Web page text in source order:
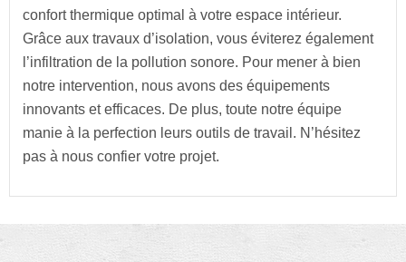
confort thermique optimal à votre espace intérieur.
Grâce aux travaux d’isolation, vous éviterez également
l’infiltration de la pollution sonore. Pour mener à bien
notre intervention, nous avons des équipements
innovants et efficaces. De plus, toute notre équipe
manie à la perfection leurs outils de travail. N’hésitez
pas à nous confier votre projet.